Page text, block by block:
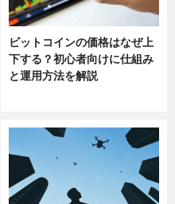
ビットコインの価格はなぜ上
下する？初心者向けに仕組み
と運用方法を解説